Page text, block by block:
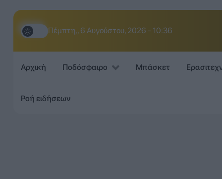
Πέμπτη,, 6 Αυγούστου, 2026 - 10:36
Αρχική Ποδόσφαιρο Μπάσκετ
Ροή ειδήσεων